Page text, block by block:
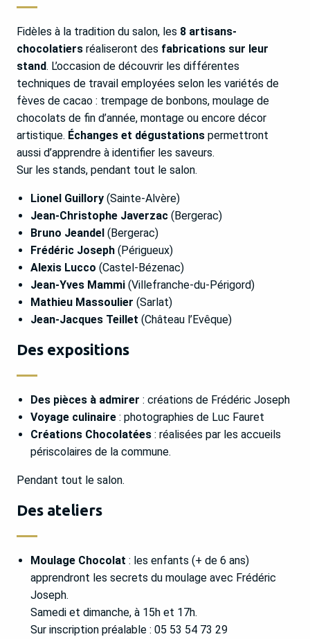
Fidèles à la tradition du salon, les 8 artisans-
chocolatiers réaliseront des fabrications sur leur
stand. L’occasion de découvrir les différentes
techniques de travail employées selon les variétés de
fèves de cacao : trempage de bonbons, moulage de
chocolats de fin d’année, montage ou encore décor
artistique. Échanges et dégustations permettront
aussi d’apprendre à identifier les saveurs.
Sur les stands, pendant tout le salon.
Lionel Guillory (Sainte-Alvère)
Jean-Christophe Javerzac (Bergerac)
Bruno Jeandel (Bergerac)
Frédéric Joseph (Périgueux)
Alexis Lucco (Castel-Bézenac)
Jean-Yves Mammi (Villefranche-du-Périgord)
Mathieu Massoulier (Sarlat)
Jean-Jacques Teillet (Château l’Evêque)
Des expositions
Des pièces à admirer : créations de Frédéric Joseph
Voyage culinaire : photographies de Luc Fauret
Créations Chocolatées : réalisées par les accueils
périscolaires de la commune.
Pendant tout le salon.
Des ateliers
Moulage Chocolat : les enfants (+ de 6 ans)
apprendront les secrets du moulage avec Frédéric
Joseph.
Samedi et dimanche, à 15h et 17h.
Sur inscription préalable : 05 53 54 73 29